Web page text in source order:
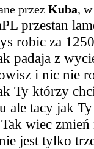
przez Kuba,
przestan
robic za
padaja z
i nic nie
Ty którzy
ale tacy jak
wiec
jest tylko